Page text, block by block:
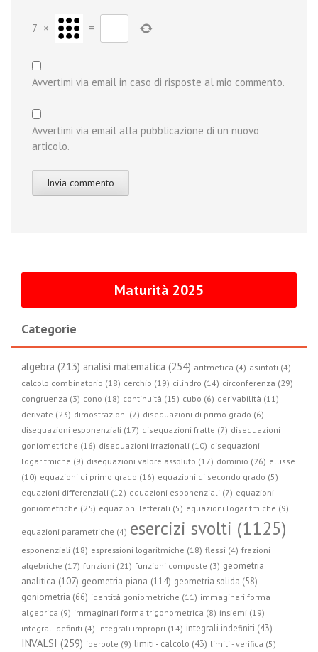
7 × =
Avvertimi via email in caso di risposte al mio commento.
Avvertimi via email alla pubblicazione di un nuovo
articolo.
Maturità 2025
Categorie
algebra (213) analisi matematica (254) aritmetica (4) asintoti (4)
calcolo combinatorio (18) cerchio (19) cilindro (14) circonferenza (29)
congruenza (3) cono (18) continuità (15) cubo (6) derivabilità (11)
derivate (23) dimostrazioni (7) disequazioni di primo grado (6)
disequazioni esponenziali (17) disequazioni fratte (7) disequazioni
goniometriche (16) disequazioni irrazionali (10) disequazioni
logaritmiche (9) disequazioni valore assoluto (17) dominio (26) ellisse
(10) equazioni di primo grado (16) equazioni di secondo grado (5)
equazioni differenziali (12) equazioni esponenziali (7) equazioni
goniometriche (25) equazioni letterali (5) equazioni logaritmiche (9)
equazioni parametriche (4) esercizi svolti (1125)
esponenziali (18) espressioni logaritmiche (18) flessi (4) frazioni
algebriche (17) funzioni (21) funzioni composte (3) geometria
analitica (107) geometria piana (114) geometria solida (58)
goniometria (66) identità goniometriche (11) immaginari forma
algebrica (9) immaginari forma trigonometrica (8) insiemi (19)
integrali definiti (4) integrali impropri (14) integrali indefiniti (43)
INVALSI (259) iperbole (9) limiti - calcolo (43) limiti - verifica (5)